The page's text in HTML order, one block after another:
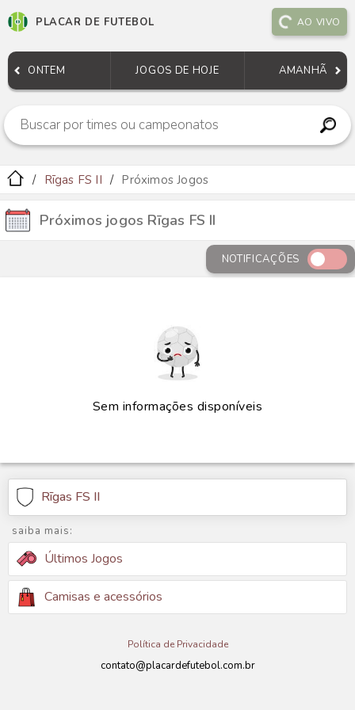
PLACAR DE FUTEBOL AO VIVO
ONTEM JOGOS DE HOJE AMANHÃ
Rīgas FS II Próximos Jogos
Próximos jogos Rīgas FS II
NOTIFICAÇÕES
Sem informações disponíveis
Rīgas FS II
saiba mais:
Últimos Jogos
Camisas e acessórios
Política de Privacidade
contato@placardefutebol.com.br